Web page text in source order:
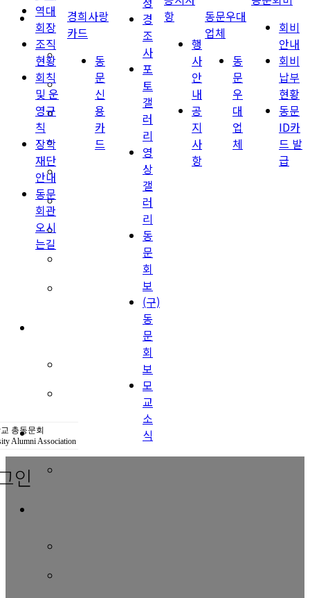
뉴스
총동문회 뉴스
산하단체 뉴스
동문 동정
역대
회장
조직
현황
회칙
및 운
영규
칙
장학
재단
안내
동문
회관
오시
는길
경희사랑
카드
동
문
신
용
카
드
경
조
사
포
토
갤
러
리
영
상
갤
러
리
동
문
회
보
(구)
동
문
회
보
모
교
소
식
항
행
사
안
내
공
지
사
항
동문우대
업체
동
문
우
대
업
체
회비
안내
회비
납부
현황
동문
ID카
드 발
급
총동문회
Alumni Association
인